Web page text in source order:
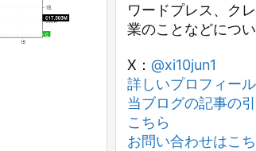
ワードプレス、ク
業のことなどにつ
X： @xi10jun1
詳しいプロフィー
当ブログの記事の
こちら
お問い合わせはこ